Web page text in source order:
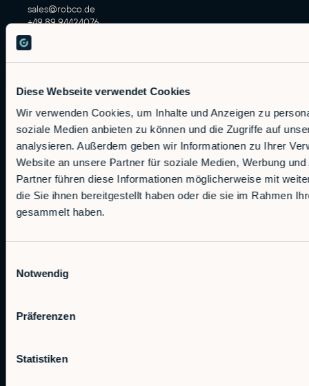
Diese Webseite verwendet Cookies
Wir verwenden Cookies, um Inhalte und Anzeigen zu
soziale Medien anbieten zu können und die Zugriffe auf
analysieren. Außerdem geben wir Informationen zu Ihrer
Website an unsere Partner für soziale Medien, Werbung
Partner führen diese Informationen möglicherweise mit
die Sie ihnen bereitgestellt haben oder die sie im Rahmen
gesammelt haben.
Notwendig
Präferenzen
Statistiken
sales@robco.de
+49 89 94424076
Technischer Support
Lösungen
Leistungen
Alfie
Embedded Robotics
Integrated Solutions
Anwendungen
Palettieren
Veredelung